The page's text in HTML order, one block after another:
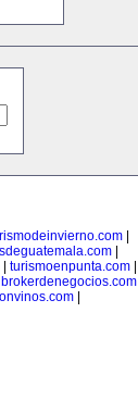
|
turismoenpunta.com
brokerdenegocios.com